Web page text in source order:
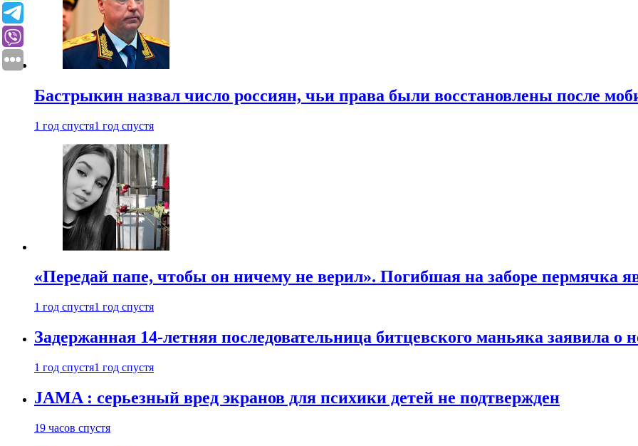
Бастрыкин назвал число россиян, чьи права были восстановлены после
1 год спустя1 год спустя
«Передай папе, чтобы он ничему не верил». Погибшая на заборе пермячка
1 год спустя1 год спустя
Задержанная 14-летняя последовательница битцевского маньяка заявила о
1 год спустя1 год спустя
JAMA : серьезный вред экранов для психики детей не подтвержден
19 часов спустя